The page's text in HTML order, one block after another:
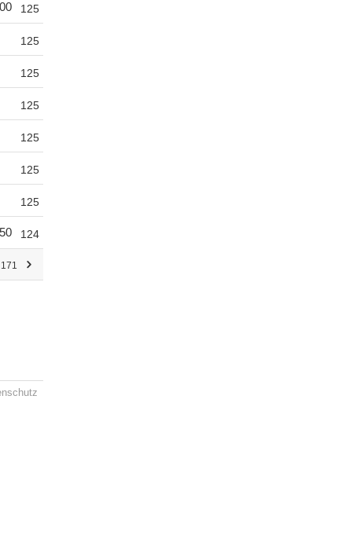
125
125
125
125
125
125
125
124